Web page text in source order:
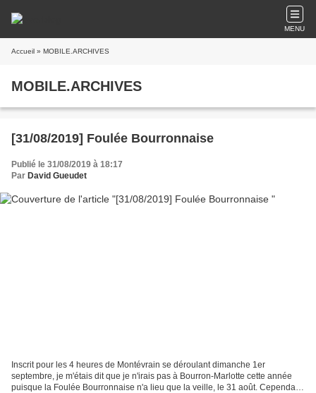
MENU
Accueil » MOBILE.ARCHIVES
MOBILE.ARCHIVES
[31/08/2019] Foulée Bourronnaise
Publié le 31/08/2019 à 18:17
Par David Gueudet
Inscrit pour les 4 heures de Montévrain se déroulant dimanche 1er
septembre, je m'étais dit que je n'irais pas à Bourron-Marlotte cette année
puisque la Foulée Bourronnaise n'a lieu que la veille, le 31 août. Cependant,